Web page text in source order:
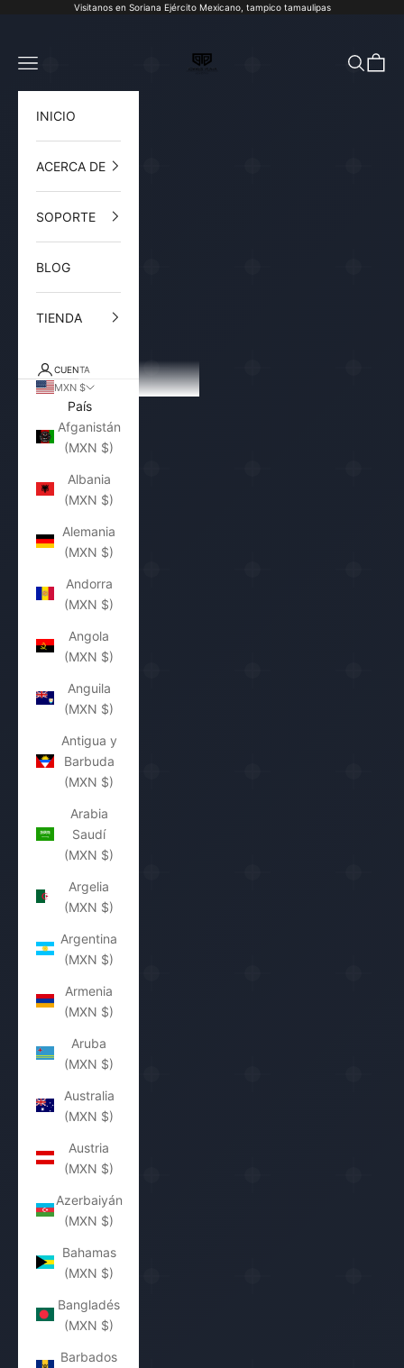
Ir al contenidoVisitanos en Soriana Ejército Mexicano, tampico tamaulipas
Joyería Torres Plata
Abrir menú de navegación Abrir
INICIO
ACERCA DE
SOPORTE
BLOG
TIENDA
CUENTA
MXN $
País
Afganistán
(MXN $)
Albania
(MXN $)
Alemania
(MXN $)
Andorra
(MXN $)
Angola
(MXN $)
Anguila
(MXN $)
Antigua y
Barbuda
(MXN $)
Arabia
Saudí
(MXN $)
Argelia
(MXN $)
Argentina
(MXN $)
Armenia
(MXN $)
Aruba
(MXN $)
Australia
(MXN $)
Austria
(MXN $)
Azerbaiyán
(MXN $)
Bahamas
(MXN $)
Bangladés
(MXN $)
Barbados